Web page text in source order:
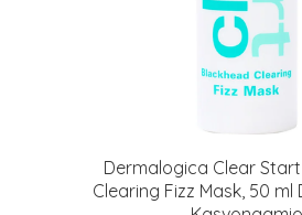
Dermalogica Clear
Clearing Fizz Mask, 50